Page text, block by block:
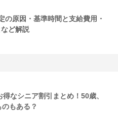
の原因・基準時間と支給費用・
ど解説
得なシニア割引まとめ！50歳、
もある？